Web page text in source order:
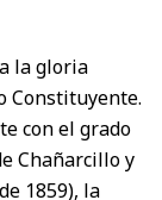
la gloria
Constituyente.
con el grado
Chañarcillo y
1859), la